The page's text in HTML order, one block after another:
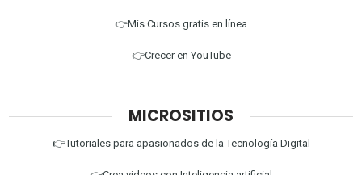
👉Mis Cursos gratis en línea
👉Crecer en YouTube
MICROSITIOS
👉Tutoriales para apasionados de la Tecnología Digital